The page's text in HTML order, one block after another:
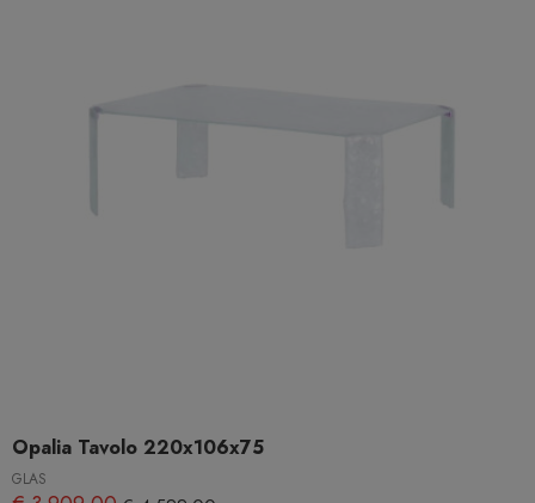
Opalia Tavolo 220x106x75
GLAS